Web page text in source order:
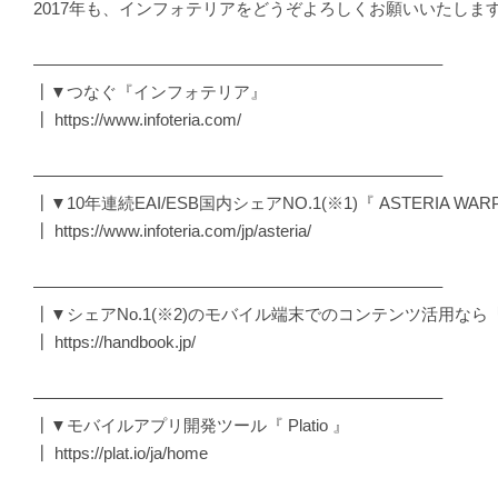
2017年も、インフォテリアをどうぞよろしくお願いいたします
————————————————————————–
┃▼つなぐ『インフォテリア』
┃ https://www.infoteria.com/
————————————————————————–
┃▼10年連続EAI/ESB国内シェアNO.1(※1)『 ASTERIA WARP
┃ https://www.infoteria.com/jp/asteria/
————————————————————————–
┃▼シェアNo.1(※2)のモバイル端末でのコンテンツ活用なら
┃ https://handbook.jp/
————————————————————————–
┃▼モバイルアプリ開発ツール『 Platio 』
┃ https://plat.io/ja/home